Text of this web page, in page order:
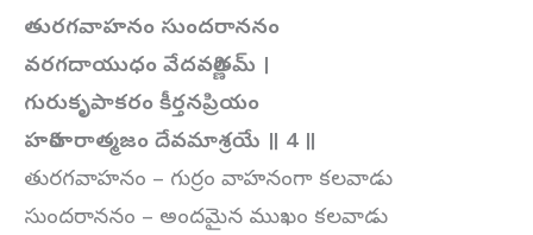
తురగవాహనం సుందరాననం
వరగదాయుధం వేదవర్ణితమ్ ।
గురుకృపాకరం కీర్తనప్రియం
హరిహరాత్మజం దేవమాశ్రయే ॥ 4 ॥
తురగవాహనం – గుర్రం వాహనంగా కలవాడు
సుందరాననం – అందమైన ముఖం కలవాడు